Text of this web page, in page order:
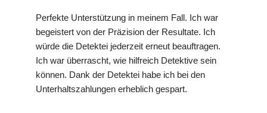
Perfekte Unterstützung in meinem Fall. Ich war
begeistert von der Präzision der Resultate. Ich
würde die Detektei jederzeit erneut beauftragen.
Ich war überrascht, wie hilfreich Detektive sein
können. Dank der Detektei habe ich bei den
Unterhaltszahlungen erheblich gespart.